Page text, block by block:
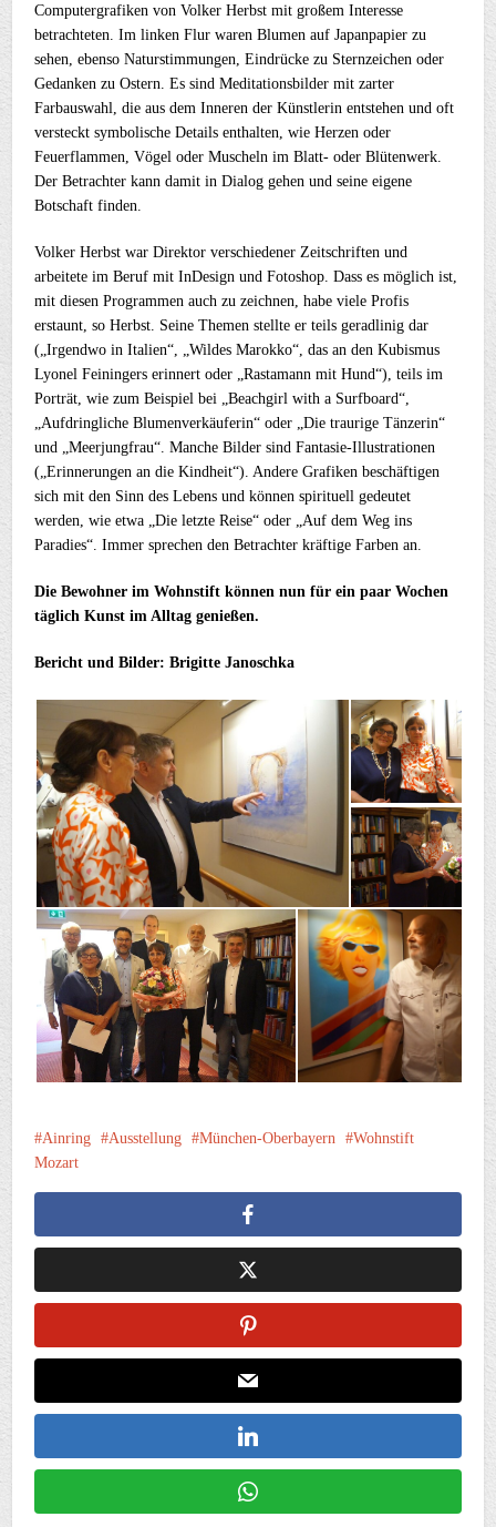
Computergrafiken von Volker Herbst mit großem Interesse
betrachteten. Im linken Flur waren Blumen auf Japanpapier zu
sehen, ebenso Naturstimmungen, Eindrücke zu Sternzeichen oder
Gedanken zu Ostern. Es sind Meditationsbilder mit zarter
Farbauswahl, die aus dem Inneren der Künstlerin entstehen und oft
versteckt symbolische Details enthalten, wie Herzen oder
Feuerflammen, Vögel oder Muscheln im Blatt- oder Blütenwerk.
Der Betrachter kann damit in Dialog gehen und seine eigene
Botschaft finden.
Volker Herbst war Direktor verschiedener Zeitschriften und
arbeitete im Beruf mit InDesign und Fotoshop. Dass es möglich ist,
mit diesen Programmen auch zu zeichnen, habe viele Profis
erstaunt, so Herbst. Seine Themen stellte er teils geradlinig dar
(„Irgendwo in Italien“, „Wildes Marokko“, das an den Kubismus
Lyonel Feiningers erinnert oder „Rastamann mit Hund“), teils im
Porträt, wie zum Beispiel bei „Beachgirl with a Surfboard“,
„Aufdringliche Blumenverkäuferin“ oder „Die traurige Tänzerin“
und „Meerjungfrau“. Manche Bilder sind Fantasie-Illustrationen
(„Erinnerungen an die Kindheit“). Andere Grafiken beschäftigen
sich mit den Sinn des Lebens und können spirituell gedeutet
werden, wie etwa „Die letzte Reise“ oder „Auf dem Weg ins
Paradies“. Immer sprechen den Betrachter kräftige Farben an.
Die Bewohner im Wohnstift können nun für ein paar Wochen
täglich Kunst im Alltag genießen.
Bericht und Bilder: Brigitte Janoschka
Ainring Ausstellung München-Oberbayern
Wohnstift
Mozart